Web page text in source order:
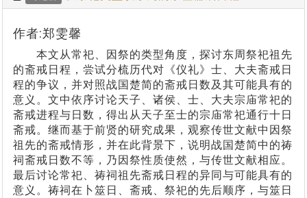
作者:郑雯馨
本文从常祀、因祭的类型角度，探讨东周祭祀祖先
的斋戒日程，尝试分梳历代对《仪礼》士、大夫斋戒日
程的争议，并对照战国楚简的斋戒日数及其可能具有的
意义。文中依序讨论天子、诸侯、士、大夫宗庙常祀的
斋戒进程与日数，得出从天子至士的宗庙常祀通行十日
斋戒。继而基于前贤的研究成果，观察传世文献中因祭
祖先的斋戒情形，并在此背景下，说明战国楚简中的祷
祠斋戒日数不等，乃因祭性质使然，与传世文献相应。
最后讨论常祀、祷祠祖先斋戒日程的异同与可能具有的
意义。祷祠在卜筮日、斋戒、祭祀的先后顺序，与筮日